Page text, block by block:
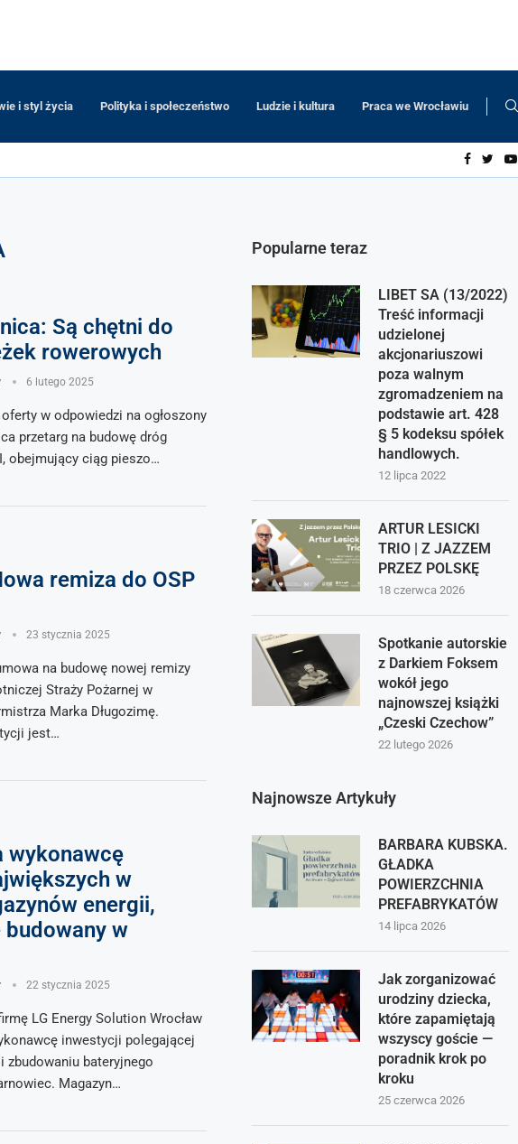
i styl życia Polityka i społeczeństwo Ludzie i kultura Praca we Wrocławiu
Są chętni do
rowerowych
6 lutego 2025
oferty w odpowiedzi na ogłoszony
przetarg na budowę dróg
obejmujący ciąg pieszo…
remiza do OSP
23 stycznia 2025
na budowę nowej remizy
Straży Pożarnej w
Marka Długozimę.
jest…
wykonawcę
w
energii,
w
22 stycznia 2025
LG Energy Solution Wrocław
inwestycji polegającej
zbudowaniu bateryjnego
Magazyn…
Popularne teraz
LIBET SA (13/2022)
Treść informacji
udzielonej
akcjonariuszowi
poza walnym
zgromadzeniem na
podstawie art. 428
§ 5 kodeksu spółek
handlowych.
12 lipca 2022
ARTUR LESICKI
TRIO | Z JAZZEM
PRZEZ POLSKĘ
18 czerwca 2026
Spotkanie autorskie
z Darkiem Foksem
wokół jego
najnowszej książki
„Czeski Czechow”
22 lutego 2026
Najnowsze Artykuły
BARBARA KUBSKA.
GŁADKA
POWIERZCHNIA
PREFABRYKATÓW
14 lipca 2026
Jak zorganizować
urodziny dziecka,
które zapamiętają
wszyscy goście —
poradnik krok po
kroku
25 czerwca 2026